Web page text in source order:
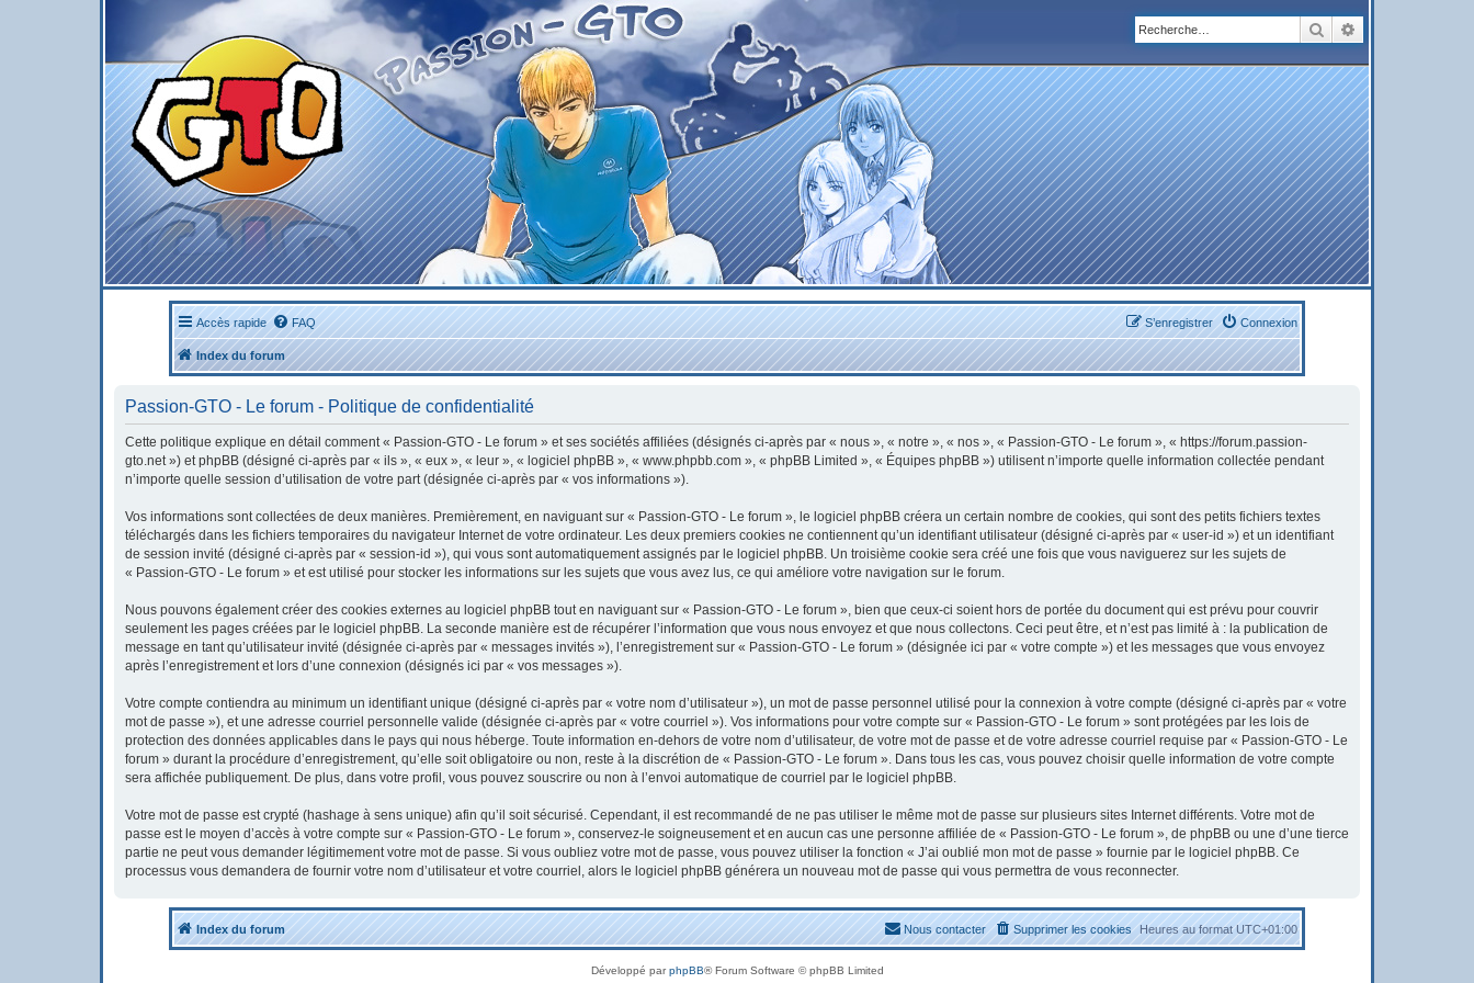
Rechercher
Accès rapide FAQ Connexion
S’enregistrer
Index du forum
Passion-GTO - Le forum - Politique de confidentialité
Cette politique explique en détail comment « Passion-GTO - Le forum » et ses sociétés affiliées (désignés ci-après par « nous », « notre », « nos », « Passion-GTO - Le forum », « https://forum.passion-
gto.net ») et phpBB (désigné ci-après par « ils », « eux », « leur », « logiciel phpBB », « www.phpbb.com », « phpBB Limited », « Équipes phpBB ») utilisent n’importe quelle information collectée pendant
n’importe quelle session d’utilisation de votre part (désignée ci-après par « vos informations »).
Vos informations sont collectées de deux manières. Premièrement, en naviguant sur « Passion-GTO - Le forum », le logiciel phpBB créera un certain nombre de cookies, qui sont des petits fichiers textes
téléchargés dans les fichiers temporaires du navigateur Internet de votre ordinateur. Les deux premiers cookies ne contiennent qu’un identifiant utilisateur (désigné ci-après par « user-id ») et un identifiant
de session invité (désigné ci-après par « session-id »), qui vous sont automatiquement assignés par le logiciel phpBB. Un troisième cookie sera créé une fois que vous naviguerez sur les sujets de
« Passion-GTO - Le forum » et est utilisé pour stocker les informations sur les sujets que vous avez lus, ce qui améliore votre navigation sur le forum.
Nous pouvons également créer des cookies externes au logiciel phpBB tout en naviguant sur « Passion-GTO - Le forum », bien que ceux-ci soient hors de portée du document qui est prévu pour couvrir
seulement les pages créées par le logiciel phpBB. La seconde manière est de récupérer l’information que vous nous envoyez et que nous collectons. Ceci peut être, et n’est pas limité à : la publication de
message en tant qu’utilisateur invité (désignée ci-après par « messages invités »), l’enregistrement sur « Passion-GTO - Le forum » (désignée ici par « votre compte ») et les messages que vous envoyez
après l’enregistrement et lors d’une connexion (désignés ici par « vos messages »).
Votre compte contiendra au minimum un identifiant unique (désigné ci-après par « votre nom d’utilisateur »), un mot de passe personnel utilisé pour la connexion à votre compte (désigné ci-après par « votre
mot de passe »), et une adresse courriel personnelle valide (désignée ci-après par « votre courriel »). Vos informations pour votre compte sur « Passion-GTO - Le forum » sont protégées par les lois de
protection des données applicables dans le pays qui nous héberge. Toute information en-dehors de votre nom d’utilisateur, de votre mot de passe et de votre adresse courriel requise par « Passion-GTO - Le
forum » durant la procédure d’enregistrement, qu’elle soit obligatoire ou non, reste à la discrétion de « Passion-GTO - Le forum ». Dans tous les cas, vous pouvez choisir quelle information de votre compte
sera affichée publiquement. De plus, dans votre profil, vous pouvez souscrire ou non à l’envoi automatique de courriel par le logiciel phpBB.
Votre mot de passe est crypté (hashage à sens unique) afin qu’il soit sécurisé. Cependant, il est recommandé de ne pas utiliser le même mot de passe sur plusieurs sites Internet différents. Votre mot de
passe est le moyen d’accès à votre compte sur « Passion-GTO - Le forum », conservez-le soigneusement et en aucun cas une personne affiliée de « Passion-GTO - Le forum », de phpBB ou une d’une tierce
partie ne peut vous demander légitimement votre mot de passe. Si vous oubliez votre mot de passe, vous pouvez utiliser la fonction « J’ai oublié mon mot de passe » fournie par le logiciel phpBB. Ce
processus vous demandera de fournir votre nom d’utilisateur et votre courriel, alors le logiciel phpBB générera un nouveau mot de passe qui vous permettra de vous reconnecter.
Index du forum Heures au formatUTC+01:00
Supprimer les cookies
Nous contacter
Développé parphpBB® Forum Software © phpBB Limited